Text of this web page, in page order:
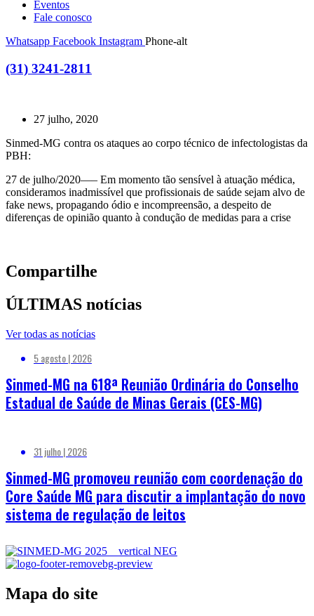
Eventos
Fale conosco
Whatsapp Facebook Instagram Phone-alt
(31) 3241-2811
27 julho, 2020
Sinmed-MG contra os ataques ao corpo técnico de infectologistas da
PBH:
27 de julho/2020—– Em momento tão sensível à atuação médica,
consideramos inadmissível que profissionais de saúde sejam alvo de
fake news, propagando ódio e incompreensão, a despeito de
diferenças de opinião quanto à condução de medidas para a crise
Compartilhe
ÚLTIMAS notícias
Ver todas as notícias
5 agosto | 2026
Sinmed-MG na 618ª Reunião Ordinária do Conselho
Estadual de Saúde de Minas Gerais (CES-MG)
31 julho | 2026
Sinmed-MG promoveu reunião com coordenação do
Core Saúde MG para discutir a implantação do novo
sistema de regulação de leitos
Mapa do site